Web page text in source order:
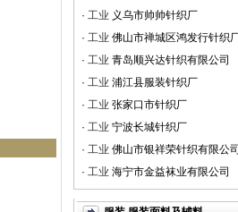
· 工业 义乌市帅帅针织厂
· 工业 佛山市禅城区鸿发行针织
· 工业 青岛顺兴达针织有限公司
· 工业 浦江县服装针织厂
· 工业 张家口市针织厂
· 工业 宁波长城针织厂
· 工业 佛山市银祥荣针织有限公
· 工业 海宁市金益袜业有限公司